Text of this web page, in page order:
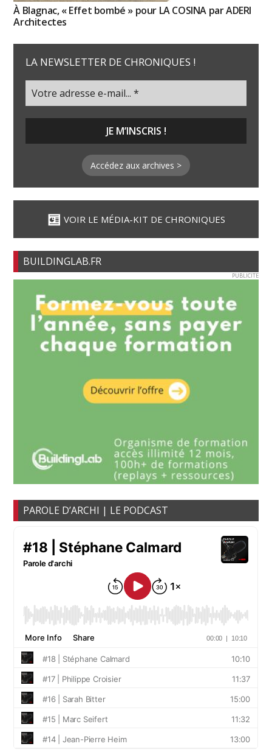
À Blagnac, « Effet bombé » pour LA COSINA par ADERI
Architectes
LA NEWSLETTER DE CHRONIQUES !
Accédez aux archives >
VOIR LE MÉDIA-KIT DE CHRONIQUES
BUILDINGLAB.FR
PUBLICITE
PAROLE D’ARCHI | LE PODCAST